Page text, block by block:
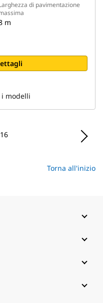
di pavimentazione
m
modelli
Torna all'inizio